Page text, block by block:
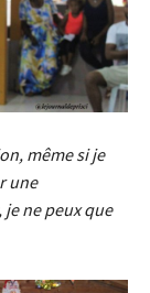
même si je
une
ne peux que